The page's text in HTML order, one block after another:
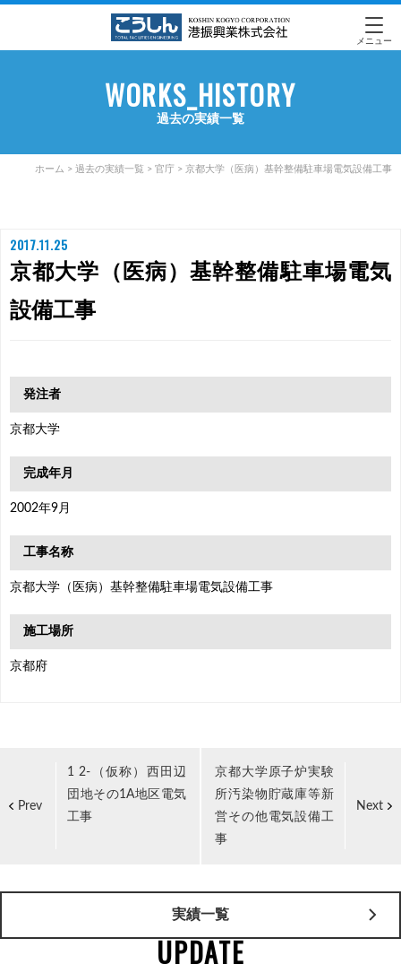
メニュー
WORKS_HISTORY
過去の実績一覧
ホーム > 過去の実績一覧 > 官庁 > 京都大学（医病）基幹整備駐車場電気設備工事
2017.11.25
京都大学（医病）基幹整備駐車場電気
設備工事
発注者
京都大学
完成年月
2002年9月
工事名称
京都大学（医病）基幹整備駐車場電気設備工事
施工場所
京都府
Prev
1 2-（仮称）西田辺
団地その1A地区電気
工事
Next
京都大学原子炉実験
所汚染物貯蔵庫等新
営その他電気設備工
事
実績一覧
UPDATE